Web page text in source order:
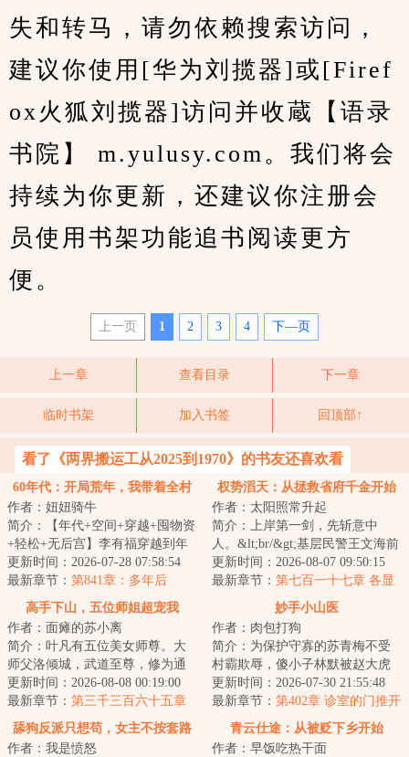
失和转马，请勿依赖搜索访问，
建议你使用[华为刘揽器]或[Firef
ox火狐刘揽器]访问并收蔵【语录
书院】 m.yulusy.com。我们将会
持续为你更新，还建议你注册会
员使用书架功能追书阅读更方
便。
上一页 1 2 3 4 下—页
上一章 查看目录 下一章
临时书架 加入书签 回顶部↑
看了《两界搬运工从2025到1970》的书友还喜欢看
60年代：开局荒年，我带着全村
吃肉
作者：妞妞骑牛
简介：【年代+空间+穿越+囤物资
+轻松+无后宫】李有福穿越到年
灾荒年，一个和他同名同姓的男
人身上，并且...
更新时间：2026-07-28 07:58:54
最新章节： 第841章：多年后
权势滔天：从拯救省府千金开始
作者：太阳照常升起
简介：上岸第一剑，先斩意中
人。&lt;br/&gt;基层民警王文海前
世被渣女分手，又遭人陷害入
狱。&lt;br/&gt;...
更新时间：2026-08-07 09:50:15
最新章节： 第七百一十七章 各显
高手下山，五位师姐超宠我
作者：面瘫的苏小离
简介：叶凡有五位美女师尊。大
师父洛倾城，武道至尊，修为通
天！二师父墨沁心，绝世医仙，
妙手回春！三师...
更新时间：2026-08-08 00:19:00
最新章节： 第三千三百六十五章
后天武道奇才？
妙手小山医
作者：肉包打狗
简介：为保护守寡的苏青梅不受
村霸欺辱，傻小子林默被赵大虎
重击后脑，抛入村中古井。
&lt;br/&gt;却没想...
更新时间：2026-07-30 21:55:48
最新章节： 第402章 诊室的门推开
舔狗反派只想苟，女主不按套路
走！
作者：我是愤怒
青云仕途：从被贬下乡开始
作者：早饭吃热干面